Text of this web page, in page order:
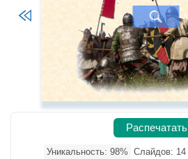
Распечатать
Уникальность: 98% Слайдов: 14